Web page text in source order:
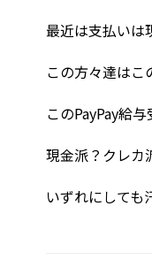
最近は支払いは
この方々達は
このPayPay給
現金派？クレカ
いずれにしても